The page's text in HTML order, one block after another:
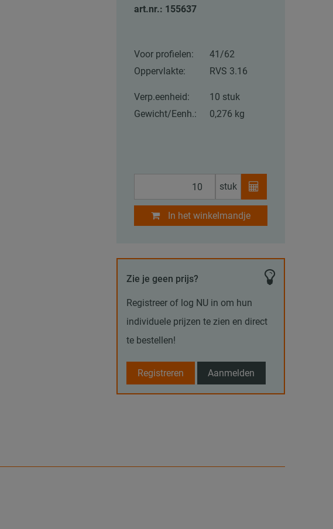
art.nr.: 155637
Voor profielen:
41/62
Oppervlakte:
RVS 3.16
Verp.eenheid:
10 stuk
Gewicht/Eenh.:
0,276 kg
stuk
In het winkelmandje
Zie je geen prijs?
Registreer of log NU in om hun
individuele prijzen te zien en direct
te bestellen!
Registreren Aanmelden